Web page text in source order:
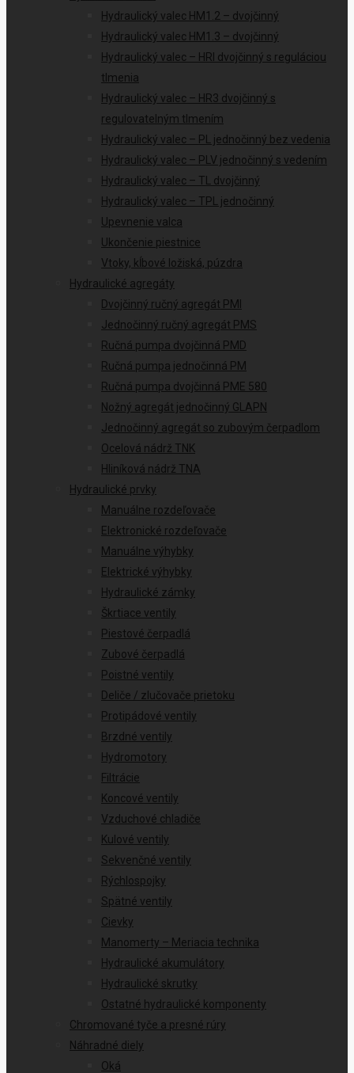
Hydraulický valec HM1.2 – dvojčinný
Hydraulický valec HM1.3 – dvojčinný
Hydraulický valec – HRI dvojčinný s reguláciou
tlmenia
Hydraulický valec – HR3 dvojčinný s
regulovatelným tlmením
Hydraulický valec – PL jednočinný bez vedenia
Hydraulický valec – PLV jednočinný s vedením
Hydraulický valec – TL dvojčinný
Hydraulický valec – TPL jednočinný
Upevnenie valca
Ukončenie piestnice
Vtoky, kĺbové ložiská, púzdra
Hydraulické agregáty
Dvojčinný ručný agregát PMI
Jednočinný ručný agregát PMS
Ručná pumpa dvojčinná PMD
Ručná pumpa jednočinná PM
Ručná pumpa dvojčinná PME 580
Nožný agregát jednočinný GLAPN
Jednočinný agregát so zubovým čerpadlom
Ocelová nádrž TNK
Hliníková nádrž TNA
Hydraulické prvky
Manuálne rozdeľovače
Elektronické rozdeľovače
Manuálne výhybky
Elektrické výhybky
Hydraulické zámky
Škrtiace ventily
Piestové čerpadlá
Zubové čerpadlá
Poistné ventily
Deliče / zlučovače prietoku
Protipádové ventily
Brzdné ventily
Hydromotory
Filtrácie
Koncové ventily
Vzduchové chladiče
Kulové ventily
Sekvenčné ventily
Rýchlospojky
Spätné ventily
Cievky
Manomerty – Meriacia technika
Hydraulické akumulátory
Hydraulické skrutky
Ostatné hydraulické komponenty
Chromované tyče a presné rúry
Náhradné diely
Oká